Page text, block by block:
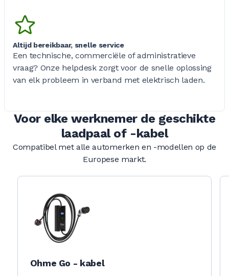
Altijd bereikbaar, snelle service
Een technische, commerciële of administratieve
vraag? Onze helpdesk zorgt voor de snelle oplossing
van elk probleem in verband met elektrisch laden.
Voor elke werknemer de geschikte
laadpaal of -kabel
Compatibel met alle automerken en -modellen op de
Europese markt.
Ohme Go - kabel